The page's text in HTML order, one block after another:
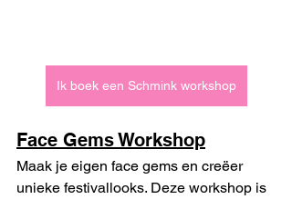
Ik boek een Schmink workshop
Face Gems Workshop
Maak je eigen face gems en creëer
unieke festivallooks. Deze workshop is